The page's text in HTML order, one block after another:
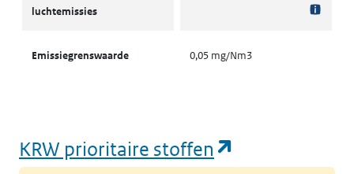
luchtemissies
Emissiegrenswaarde 0,05 mg/Nm3
KRW prioritaire stoffen